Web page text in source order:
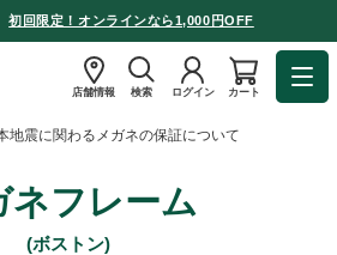
初回限定！オンラインなら1,000円OFF
店舗情報 検索 ログイン カート
地震に関わるメガネの保証について
ネフレーム
(ボストン)